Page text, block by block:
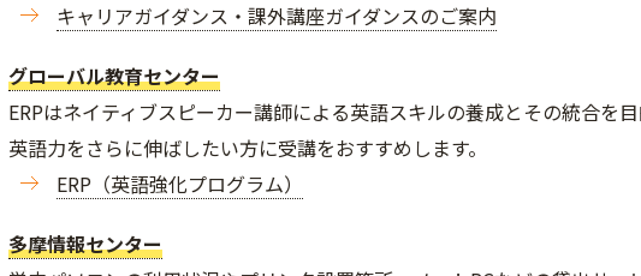
キャリアガイダンス・課外講座ガイダンスのご案内
グローバル教育センター
ERPはネイティブスピーカー講師による英語スキルの養成とその統合を目
英語力をさらに伸ばしたい方に受講をおすすめします。
ERP（英語強化プログラム）
多摩情報センター